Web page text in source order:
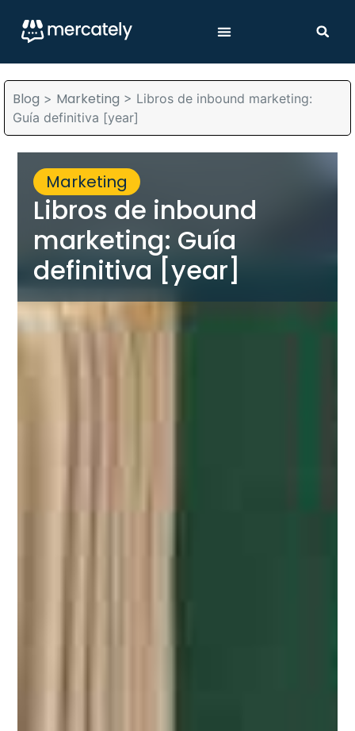
Blog > Marketing > Libros de inbound marketing:
Guía definitiva [year]
Marketing
Libros de inbound
marketing: Guía
definitiva [year]